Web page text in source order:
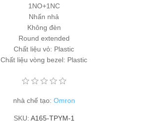
1NO+1NC
Nhấn nhả
Không đèn
Round extended
Chất liệu vỏ: Plastic
Chất liệu vòng bezel: Plastic
nhà chế tạo: Omron
SKU: A165-TPYM-1